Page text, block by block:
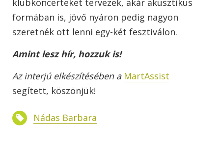
klubkoncerteket tervezek, akár akusztikus
formában is, jövő nyáron pedig nagyon
szeretnék ott lenni egy-két fesztiválon.
Amint lesz hír, hozzuk is!
Az interjú elkészítésében a MartAssist
segített, köszönjük!
Nádas Barbara